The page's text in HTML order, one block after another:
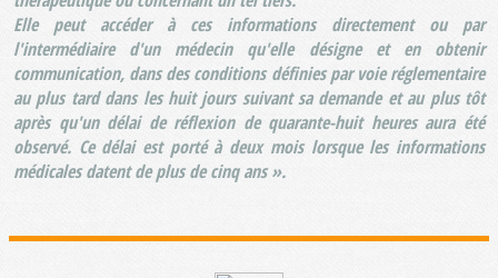
Elle peut accéder à ces informations directement ou par
l'intermédiaire d'un médecin qu'elle désigne et en obtenir
communication, dans des conditions définies par voie réglementaire
au plus tard dans les huit jours suivant sa demande et au plus tôt
après qu'un délai de réflexion de quarante-huit heures aura été
observé. Ce délai est porté à deux mois lorsque les informations
médicales datent de plus de cinq ans ».